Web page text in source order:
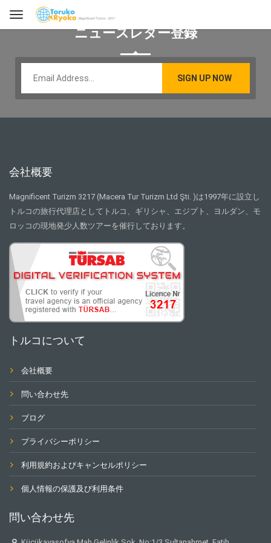
ニュースレター登録
会社概要
Magnificent Turizm 3217 (Macera Tur Turizm Ltd Şti. )は1997年に設立し
トルコの旅行代理店としてトルコ、ギリシャ、エジプト、ヨルダン、モ
ロッコの現地発少人数ツアーを催行しております。
トルコについて
会社概要
問い合わせ先
ブログ
プライバシーポリシー
利用規約およびキャンセルポリシー
個人情報の保護及び利用条件
問い合わせ先